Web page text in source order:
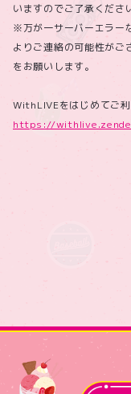
いますのでご了承くださ
※万が一サーバーエラー
よりご連絡の可能性がご
をお願いします。
WithLIVEをはじめてご
https://